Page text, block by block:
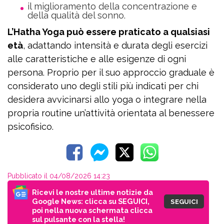
il miglioramento della concentrazione e
della qualità del sonno.
L’Hatha Yoga può essere praticato a qualsiasi
età, adattando intensità e durata degli esercizi
alle caratteristiche e alle esigenze di ogni
persona. Proprio per il suo approccio graduale è
considerato uno degli stili più indicati per chi
desidera avvicinarsi allo yoga o integrare nella
propria routine un’attività orientata al benessere
psicofisico.
Pubblicato il 04/08/2026 14:23
Ricevi le nostre ultime notizie da
Google News: clicca su SEGUICI,
poi nella nuova schermata clicca
sul pulsante con la stella!
SEGUICI